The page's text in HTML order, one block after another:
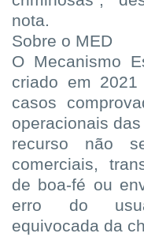
nota.
Sobre o MED
O Mecanismo
criado em
casos
operacionais
recurso não
comerciais,
de boa-fé ou
erro do
equivocada da